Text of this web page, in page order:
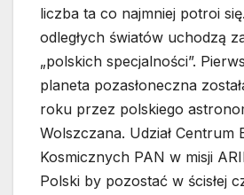
liczba ta co najmniej potroi
odległych światów uchodzą
„polskich specjalności”.
planeta pozasłoneczna
roku przez polskiego
Wolszczana. Udział Centrum
Kosmicznych PAN w misji
Polski by pozostać w ścisłej